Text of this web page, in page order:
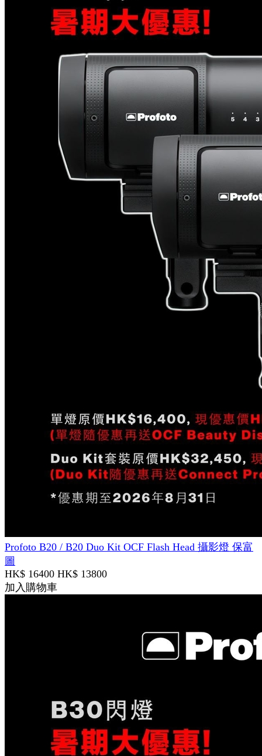
Profoto B20 / B20 Duo Kit OCF Flash Head 攝影燈 保富
圖
HK$ 16400 HK$ 13800
加入購物車